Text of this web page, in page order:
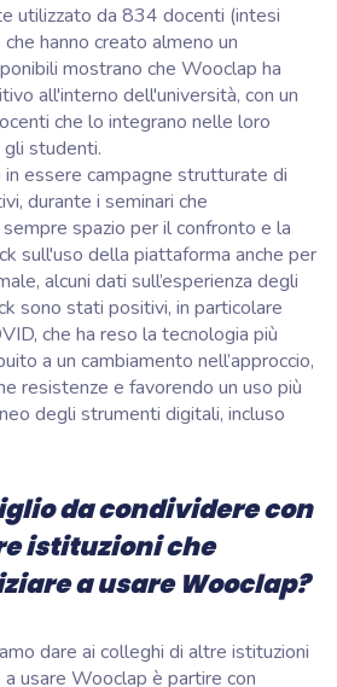
utilizzato da 834 docenti (intesi
hanno creato almeno un
mostrano che Wooclap ha
all'interno dell'università, con un
che lo integrano nelle loro
studenti.
essere campagne strutturate di
durante i seminari che
spazio per il confronto e la
sull'uso della piattaforma anche per
alcuni dati sull’esperienza degli
sono stati positivi, in particolare
che ha reso la tecnologia più
a un cambiamento nell’approccio,
resistenze e favorendo un uso più
degli strumenti digitali, incluso
da condividere con
istituzioni che
a usare Wooclap?
dare ai colleghi di altre istituzioni
usare Wooclap è partire con